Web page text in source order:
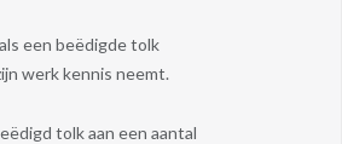
een beëdigde tolk
werk kennis neemt.
tolk aan een aantal